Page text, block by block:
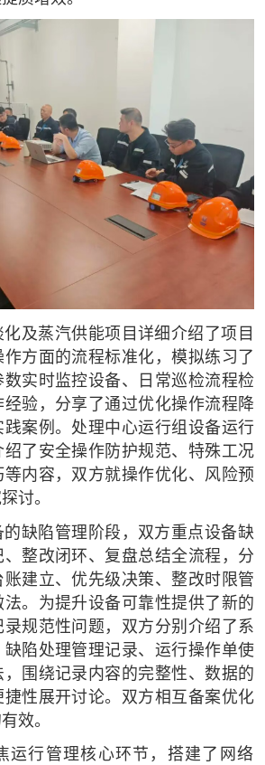
及蒸汽供能项目详细介绍了项目
方面的流程标准化，模拟练习了
实时监控设备、日常巡检流程检
验，分享了通过优化操作流程降
案例。处理中心运行组设备运行
了安全操作防护规范、特殊工况
等内容，双方就操作优化、风险预
讨。
缺陷管理阶段，双方重点设备缺
、整改闭环、复盘总结全流程，分
建立、优先级决策、整改时限管
。为提升设备可靠性提供了新的
规范性问题，双方分别介绍了系
陷处理管理记录、运行操作单使
围绕记录内容的完整性、数据的
性展开讨论。双方相互备案优化
效。
运行管理核心环节，搭建了网络